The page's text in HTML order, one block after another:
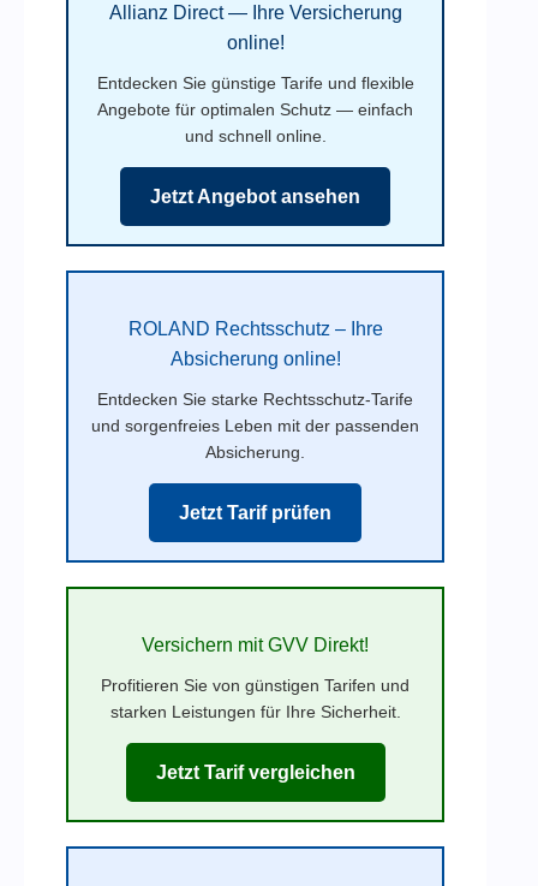
Allianz Direct — Ihre Versicherung
online!
Entdecken Sie günstige Tarife und flexible
Angebote für optimalen Schutz — einfach
und schnell online.
Jetzt Angebot ansehen
ROLAND Rechtsschutz – Ihre
Absicherung online!
Entdecken Sie starke Rechtsschutz-Tarife
und sorgenfreies Leben mit der passenden
Absicherung.
Jetzt Tarif prüfen
Versichern mit GVV Direkt!
Profitieren Sie von günstigen Tarifen und
starken Leistungen für Ihre Sicherheit.
Jetzt Tarif vergleichen